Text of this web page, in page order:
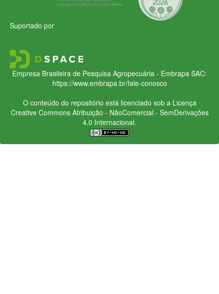
Suportado por
Empresa Brasileira de Pesquisa Agropecuária - Embrapa SAC:
https://www.embrapa.br/fale-conosco
O conteúdo do repositório está licenciado sob a Licença
Creative CommonsAtribuição - NãoComercial - SemDerivações
4.0 Internacional.